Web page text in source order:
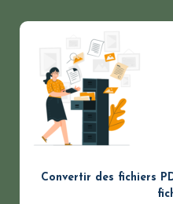
Convertir des fichiers